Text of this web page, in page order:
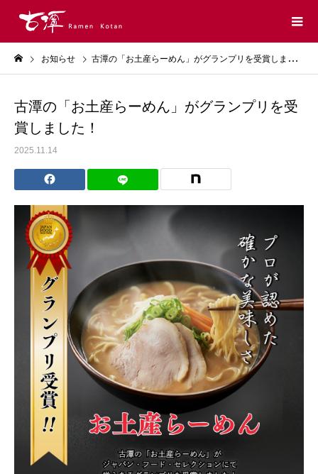
お知らせ 古潭の「お土産らーめん」がグランプリを受賞しました！
古潭の「お土産らーめん」がグランプリを受
賞しました！
2025.11.14